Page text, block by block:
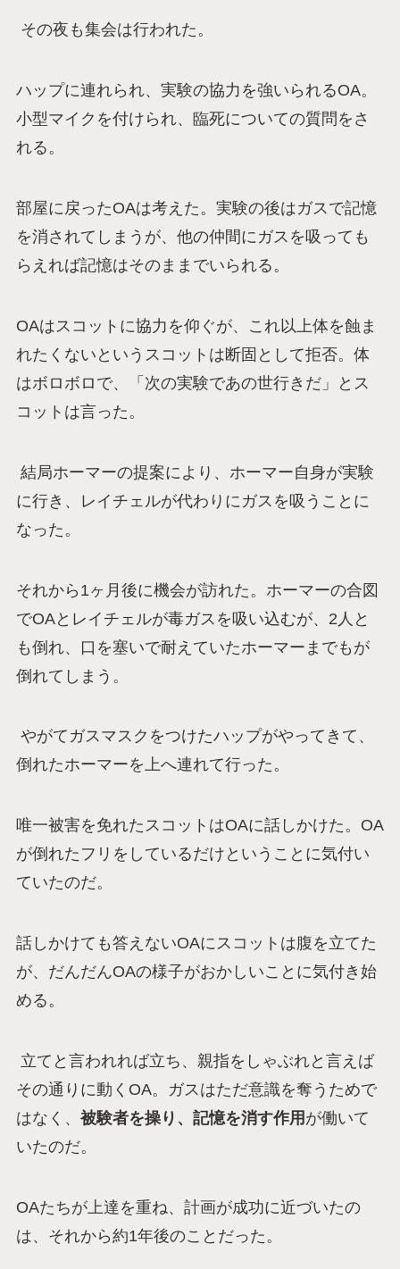
その夜も集会は行われた。
ハップに連れられ、実験の協力を強いられるOA。
小型マイクを付けられ、臨死についての質問をさ
れる。
部屋に戻ったOAは考えた。実験の後はガスで記憶
を消されてしまうが、他の仲間にガスを吸っても
らえれば記憶はそのままでいられる。
OAはスコットに協力を仰ぐが、これ以上体を蝕ま
れたくないというスコットは断固として拒否。体
はボロボロで、「次の実験であの世行きだ」とス
コットは言った。
結局ホーマーの提案により、ホーマー自身が実験
に行き、レイチェルが代わりにガスを吸うことに
なった。
それから1ヶ月後に機会が訪れた。ホーマーの合図
でOAとレイチェルが毒ガスを吸い込むが、2人と
も倒れ、口を塞いで耐えていたホーマーまでもが
倒れてしまう。
やがてガスマスクをつけたハップがやってきて、
倒れたホーマーを上へ連れて行った。
唯一被害を免れたスコットはOAに話しかけた。OA
が倒れたフリをしているだけということに気付い
ていたのだ。
話しかけても答えないOAにスコットは腹を立てた
が、だんだんOAの様子がおかしいことに気付き始
める。
立てと言われれば立ち、親指をしゃぶれと言えば
その通りに動くOA。ガスはただ意識を奪うためで
はなく、 被験者を操り、記憶を消す作用 が働いて
いたのだ。
OAたちが上達を重ね、計画が成功に近づいたの
は、それから約1年後のことだった。